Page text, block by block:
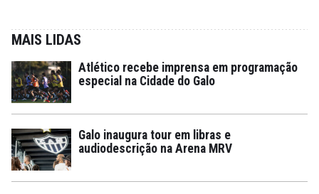
MAIS LIDAS
Atlético recebe imprensa em programação
especial na Cidade do Galo
Galo inaugura tour em libras e
audiodescrição na Arena MRV